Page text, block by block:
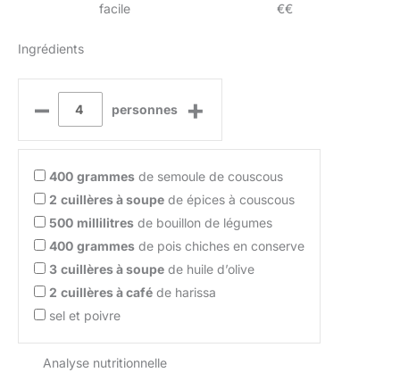
facile €€
Ingrédients
– personnes +
400 grammes de semoule de couscous
2 cuillères à soupe de épices à couscous
500 millilitres de bouillon de légumes
400 grammes de pois chiches en conserve
3 cuillères à soupe de huile d’olive
2 cuillères à café de harissa
sel et poivre
Analyse nutritionnelle